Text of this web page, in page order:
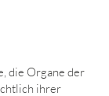
die Organe der
ihrer